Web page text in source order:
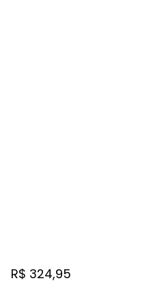
R$ 324,95